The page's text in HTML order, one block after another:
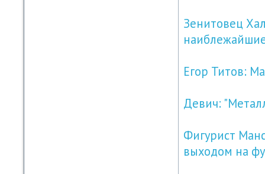
Зенитовец
Егор Титов:
Девич:
Фигурист
выходом на